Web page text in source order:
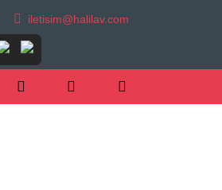
iletisim@halilav.com